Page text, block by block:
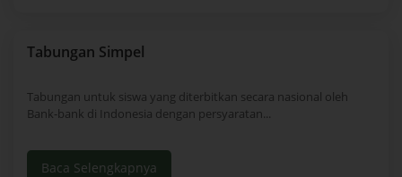
Tabungan Simpel
Tabungan untuk siswa yang diterbitkan secara nasional oleh
Bank-bank di Indonesia dengan persyaratan...
Baca Selengkapnya